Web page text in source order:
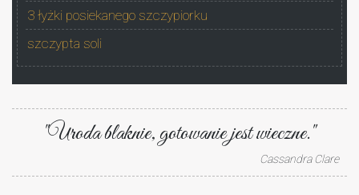
3 łyżki posiekanego szczypiorku
szczypta soli
"Uroda blaknie, gotowanie jest wieczne."
Cassandra Clare